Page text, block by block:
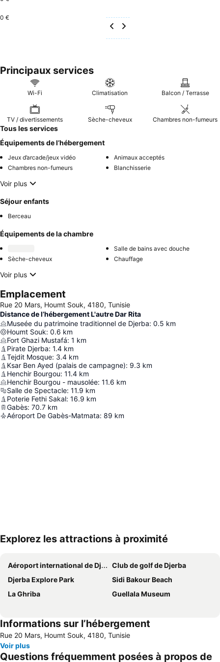
0 €
Principaux services
Wi-Fi Climatisation Balcon / Terrasse
TV / divertissements Sèche-cheveux Chambres non-fumeurs
Tous les services
Équipements de l’hébergement
Jeux d’arcade/jeux vidéo
Animaux acceptés
Chambres non-fumeurs
Blanchisserie
Voir plus
Séjour enfants
Berceau
Équipements de la chambre
Salle de bains avec douche
Sèche-cheveux
Chauffage
Voir plus
Emplacement
Rue 20 Mars, Houmt Souk, 4180, Tunisie
Distance de l’hébergement L'autre Dar Rita
Museée du patrimoine traditionnel de Djerba: 0.5 km
Houmt Souk: 0.6 km
Fort Ghazi Mustafá: 1 km
Pirate Djerba: 1.4 km
Tejdit Mosque: 3.4 km
Ksar Ben Ayed (palais de campagne): 9.3 km
Henchir Bourgou: 11.4 km
Henchir Bourgou - mausolée: 11.6 km
Salle de Spectacle: 11.9 km
Poterie Fethi Sakal: 16.9 km
Gabès: 70.7 km
Aéroport De Gabès-Matmata: 89 km
Explorez les attractions à proximité
Aéroport international de Djerba-Zarzis
Club de golf de Djerba
Djerba Explore Park
Sidi Bakour Beach
La Ghriba
Guellala Museum
Informations sur l’hébergement
Rue 20 Mars, Houmt Souk, 4180, Tunisie
Voir plus
Questions fréquemment posées à propos de